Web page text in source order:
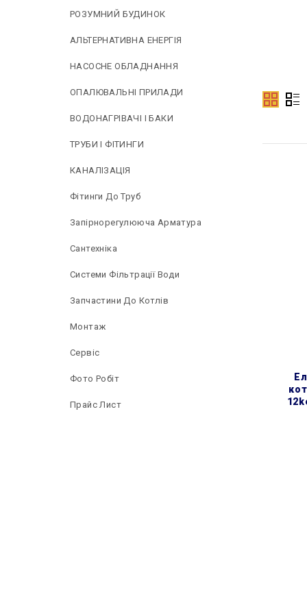
РОЗУМНИЙ БУДИНОК
АЛЬТЕРНАТИВНА ЕНЕРГІЯ
НAСОСНЕ ОБЛАДНАННЯ
ОПАЛЮВАЛЬНІ ПРИЛАДИ
ВОДОНАГРІВАЧІ І БАКИ
ТРУБИ І ФІТИНГИ
КАНАЛІЗАЦІЯ
Фітинги До Труб
Запірнорегулююча Арматура
Сантехніка
Системи Фільтрації Води
Запчастини До Котлів
Монтаж
Сервіс
Фото Робіт
Прайс Лист
електричний настінний